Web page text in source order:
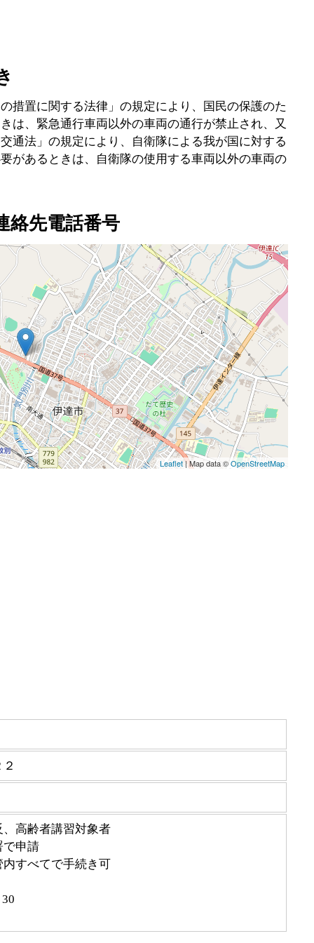
措置に関する法律」の規定により、国民の保護のた
は、緊急通行車両以外の車両の通行が禁止され、又
通法」の規定により、自衛隊による我が国に対する
があるときは、自衛隊の使用する車両以外の車両の
絡先電話番号
Leaflet| Map data ©OpenStreetMap
高齢者講習対象者
で申請
すべてで手続き可